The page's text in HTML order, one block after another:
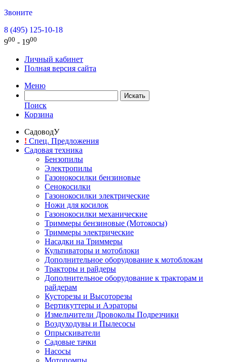
Звоните
8 (495) 125-10-18
900 - 1900
Личный кабинет
Полная версия сайта
Меню
Поиск
Корзина
СадоводУ
! Спец. Предложения
Садовая техника
Бензопилы
Электропилы
Газонокосилки бензиновые
Сенокосилки
Газонокосилки электрические
Ножи для косилок
Газонокосилки механические
Триммеры бензиновые (Мотокосы)
Триммеры электрические
Насадки на Триммеры
Культиваторы и мотоблоки
Дополнительное оборудование к мотоблокам
Тракторы и райдеры
Дополнительное оборудование к тракторам и
райдерам
Кусторезы и Высоторезы
Вертикуттеры и Аэраторы
Измельчители Дровоколы Подрезчики
Воздуходувы и Пылесосы
Опрыскиватели
Садовые тачки
Насосы